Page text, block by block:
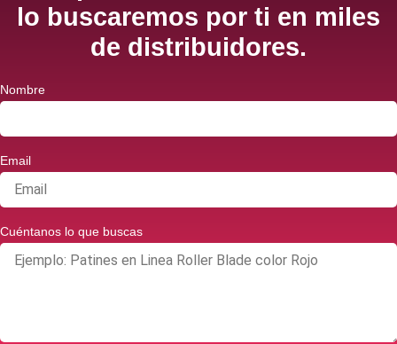
lo buscaremos por ti en miles
de distribuidores.
Nombre
Email
Cuéntanos lo que buscas